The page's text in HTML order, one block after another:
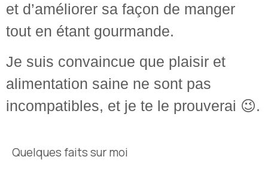
et d’améliorer sa façon de manger
tout en étant gourmande.
Je suis convaincue que plaisir et
alimentation saine ne sont pas
incompatibles, et je te le prouverai 😉.
Quelques faits sur moi